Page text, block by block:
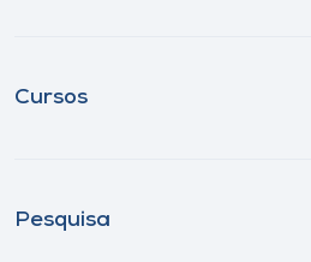
Cursos
Pesquisa